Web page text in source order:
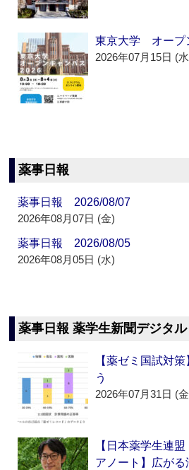
東京大学 オープ
2026年07月15日 (
薬事日報
薬事日報 2026/08/07
2026年08月07日 (金)
薬事日報 2026/08/05
2026年08月05日 (水)
薬事日報 薬学生新聞デジタル
【薬ゼミ国試対
う
2026年07月31日 (
【日本薬学生連
アノート】広が